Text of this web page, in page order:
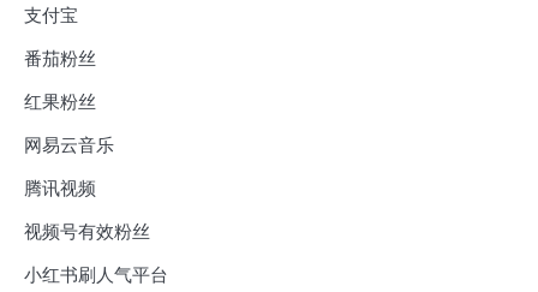
支付宝
番茄粉丝
红果粉丝
网易云音乐
腾讯视频
视频号有效粉丝
小红书刷人气平台